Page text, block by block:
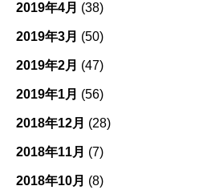
2019年4月 (38)
2019年3月 (50)
2019年2月 (47)
2019年1月 (56)
2018年12月 (28)
2018年11月 (7)
2018年10月 (8)